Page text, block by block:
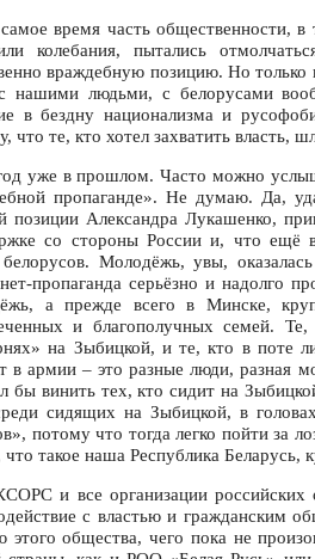
время часть общественности,
колебания, пытались
враждебную позицию. Но только
нашими людьми, с белорусами
в бездну национализма и
что те, кто хотел захватить власть,
уже в прошлом. Часто можно
пропаганде». Не думаю. Да,
позиции Александра Лукашенко,
со стороны России и, что ещё
белорусов. Молодёжь, увы,
пропаганда серьёзно и надолго
а прежде всего в Минске,
и благополучных семей.
на Зыбицкой, и те, кто в поте
в армии – это разные люди, разная
бы винить тех, кто сидит на
сидящих на Зыбицкой, в
потому что тогда легко пойти за
что такое наша Республика
и все организации российских
с властью и гражданским
этого общества, чего пока не